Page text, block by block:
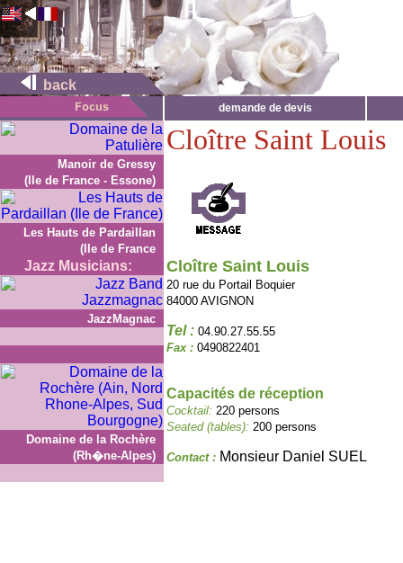
back
demande de devis
Manoir de Gressy
(Ile de France - Essone)
Les Hauts de Pardaillan
(Ile de France
Jazz Musicians:
JazzMagnac
Domaine de la Rochère
(Rh�ne-Alpes)
Cloître Saint Louis
Cloître Saint Louis
20 rue du Portail Boquier
84000 AVIGNON
Tel : 04.90.27.55.55
Fax : 0490822401
Capacités de réception
Cocktail: 220 persons
Seated (tables): 200 persons
Contact : Monsieur Daniel SUEL